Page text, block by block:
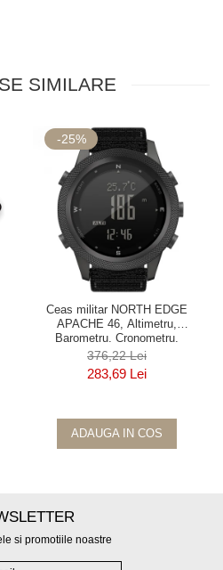
SIMILARE
-25%
Ceas militar NORTH EDGE
APACHE 46, Altimetru,
Barometru, Cronometru,
Termometru, Pedometru, Busola
376,22 Lei
283,69 Lei
ADAUGA IN COS
si promotiile noastre